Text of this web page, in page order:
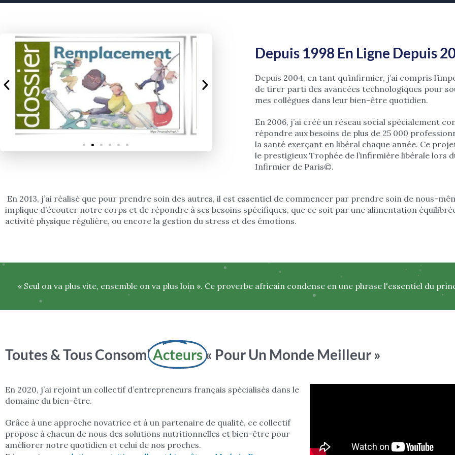
Depuis 1998 En Ligne Depuis
Depuis 2004, en tant qu’infirmier, j’ai compris
de tirer parti des avancées technologiques pour
mes collègues dans leur bien-être quotidien.
En 2006, j’ai créé un réseau social spécialement
répondre aux besoins de plus de 25 000
la santé exerçant en libéral chaque année. Ce
le prestigieux Trophée de l’infirmière libérale lors
Infirmier de Paris©.
En 2013, j’ai réalisé que pour prendre soin des autres, il est essentiel de commencer par prendre soin de nous-
implique d’écouter notre corps et de répondre à ses besoins spécifiques, que ce soit par une alimentation
activité physique régulière, ou encore la gestion du stress et des émotions.
« Seul on va plus vite, ensemble on va plus loin ». Ce proverbe africain condense en une phrase l'essentiel du
Toutes & Tous Consom'Acteurs« Pour Un Monde Meilleur »
En 2020, j’ai rejoint un collectif d’entrepreneurs français spécialisés dans le
domaine du bien-être.
Grâce à une approche novatrice et à un partenaire de qualité, ce collectif
propose à chacun de nous des solutions nutritionnelles et bien-être pour
améliorer notre quotidien et celui de nos proches.